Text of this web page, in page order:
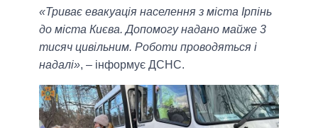
«Триває евакуація населення з міста Ірпінь
до міста Києва. Допомогу надано майже 3
тисяч цивільним. Роботи проводяться і
надалі», – інформує ДСНС.